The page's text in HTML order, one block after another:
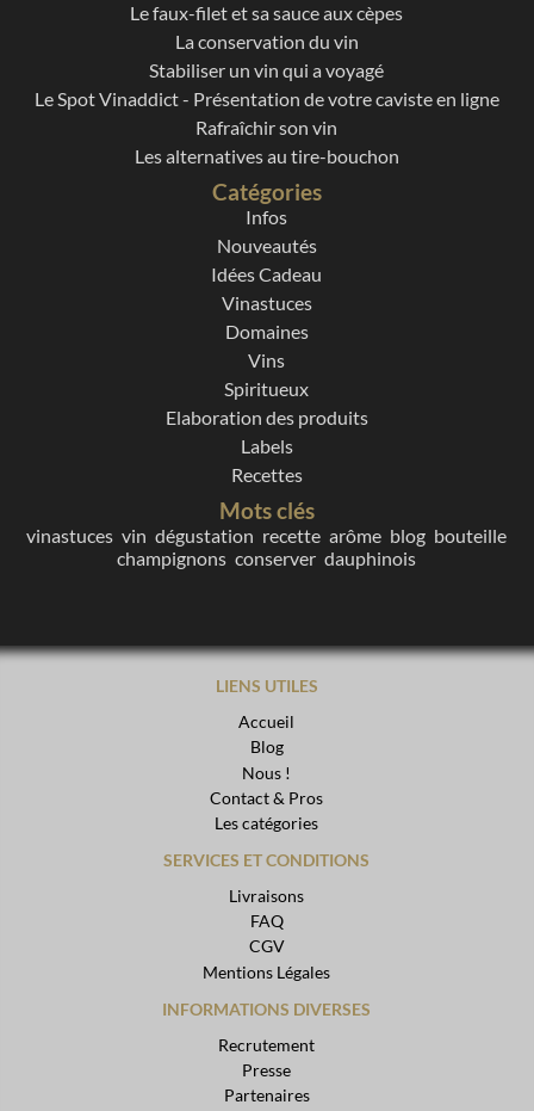
Le faux-filet et sa sauce aux cèpes
La conservation du vin
Stabiliser un vin qui a voyagé
Le Spot Vinaddict - Présentation de votre caviste en ligne
Rafraîchir son vin
Les alternatives au tire-bouchon
Catégories
Infos
Nouveautés
Idées Cadeau
Vinastuces
Domaines
Vins
Spiritueux
Elaboration des produits
Labels
Recettes
Mots clés
vinastuces vin dégustation recette arôme blog bouteille
champignons conserver dauphinois
LIENS UTILES
Accueil
Blog
Nous !
Contact & Pros
Les catégories
SERVICES ET CONDITIONS
Livraisons
FAQ
CGV
Mentions Légales
INFORMATIONS DIVERSES
Recrutement
Presse
Partenaires